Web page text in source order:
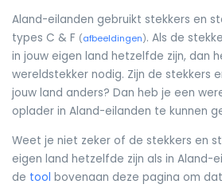
Aland-eilanden gebruikt stekkers en
types C & F (afbeeldingen). Als de
in jouw eigen land hetzelfde zijn, dan
wereldstekker nodig. Zijn de stekkers
jouw land anders? Dan heb je een
oplader in Aland-eilanden te kunnen
Weet je niet zeker of de stekkers en
eigen land hetzelfde zijn als in Aland-
de tool bovenaan deze pagina om